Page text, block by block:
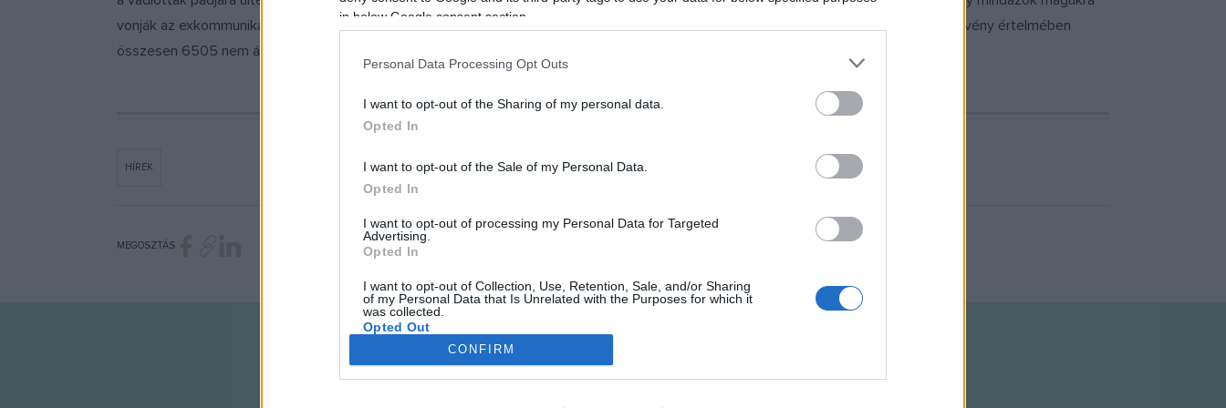
in below Google consent section.
Personal Data Processing Opt Outs
I want to opt-out of the Sharing of my personal data.
Opted In
I want to opt-out of the Sale of my Personal Data.
Opted In
I want to opt-out of processing my Personal Data for Targeted
Advertising.
Opted In
I want to opt-out of Collection, Use, Retention, Sale, and/or Sharing
of my Personal Data that Is Unrelated with the Purposes for which it
was collected.
Opted Out
CONFIRM
vonják az exkommunikációt (kiközösítést), akik az államosítási törvényre szavaznak, vagy annak végrehajtásában közreműködnek. A törvény értelmében
összesen 6505 nem állami iskola került állami tulajdonba.
HÍREK
MEGOSZTÁS